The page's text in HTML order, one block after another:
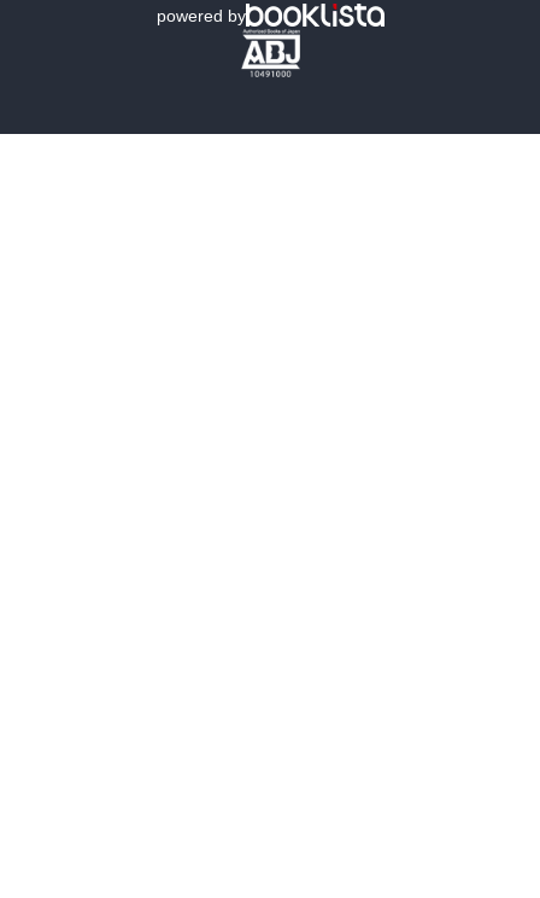
文学
powered by